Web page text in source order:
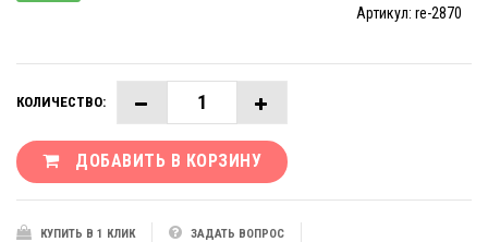
Артикул: re-2870
КОЛИЧЕСТВО:
ДОБАВИТЬ В КОРЗИНУ
КУПИТЬ В 1 КЛИК
ЗАДАТЬ ВОПРОС